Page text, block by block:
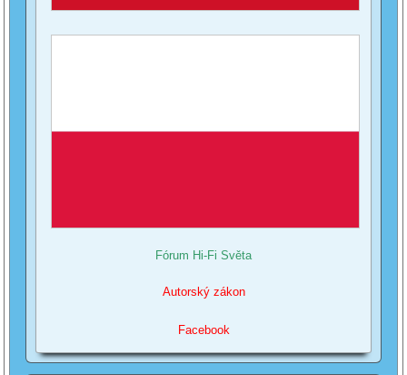
Fórum Hi-Fi Světa
Autorský zákon
Facebook